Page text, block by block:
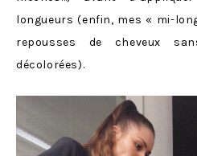
longueurs (enfin, mes « mi-
repousses de cheveux
décolorées).